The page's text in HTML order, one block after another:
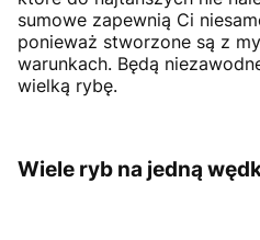
sumowe zapewnią Ci
ponieważ stworzone są z
warunkach. Będą
wielką rybę.
Wiele ryb na jedną